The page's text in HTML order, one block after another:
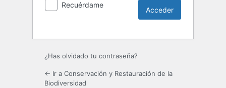
Recuérdame
¿Has olvidado tu contraseña?
← Ir a Conservación y Restauración de la
Biodiversidad